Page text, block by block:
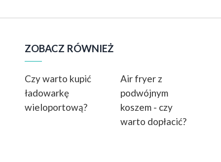
ZOBACZ RÓWNIEŻ
Czy warto kupić
ładowarkę
wieloportową?
Air fryer z
podwójnym
koszem - czy
warto dopłacić?